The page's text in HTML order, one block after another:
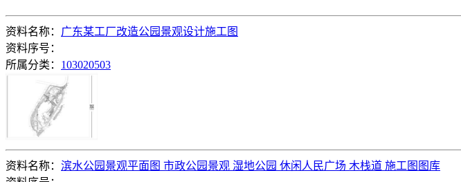
资料名称： 广东某工厂改造公园景观设计施工图
资料序号：
所属分类： 103020503
资料名称： 滨水公园景观平面图 市政公园景观 湿地公园 休闲人民广场 木栈道 施工图图库